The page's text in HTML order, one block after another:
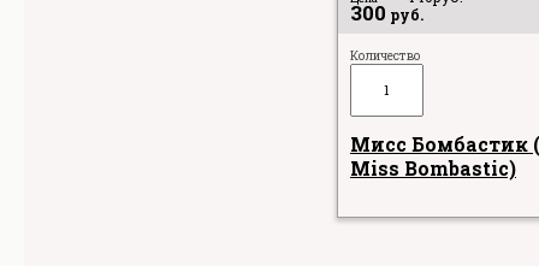
300 руб.
Количество
Мисс Бомбастик (
Miss Bombastic)